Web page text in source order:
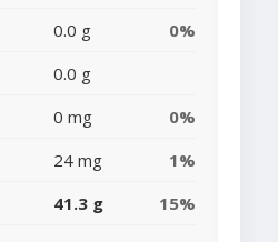
0.0 g
0%
0.0 g
0 mg
0%
24 mg
1%
41.3 g
15%